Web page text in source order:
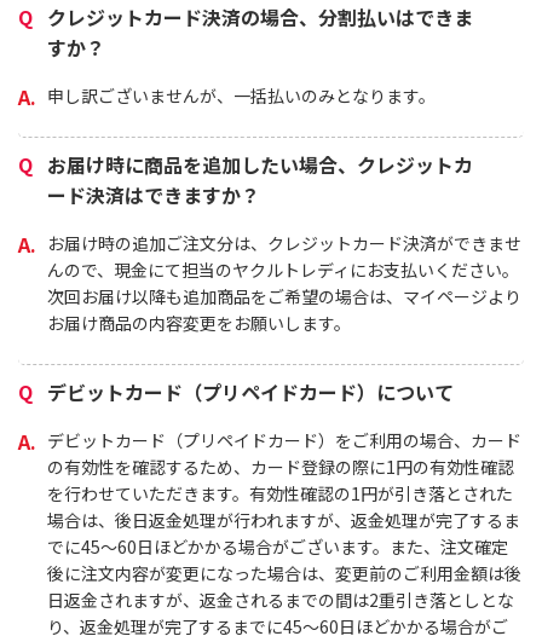
クレジットカード決済の場合、分割払いはできま
すか？
申し訳ございませんが、一括払いのみとなります。
お届け時に商品を追加したい場合、クレジットカ
ード決済はできますか？
お届け時の追加ご注文分は、クレジットカード決済ができませ
んので、現金にて担当のヤクルトレディにお支払いください。
次回お届け以降も追加商品をご希望の場合は、マイページより
お届け商品の内容変更をお願いします。
デビットカード（プリペイドカード）について
デビットカード（プリペイドカード）をご利用の場合、カード
の有効性を確認するため、カード登録の際に1円の有効性確認
を行わせていただきます。有効性確認の1円が引き落とされた
場合は、後日返金処理が行われますが、返金処理が完了するま
でに45～60日ほどかかる場合がございます。また、注文確定
後に注文内容が変更になった場合は、変更前のご利用金額は後
日返金されますが、返金されるまでの間は2重引き落としとな
り、返金処理が完了するまでに45～60日ほどかかる場合がご